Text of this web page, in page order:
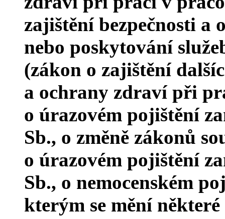
zajištění bezpečnosti
nebo poskytování
(zákon o zajištění
a ochrany zdraví při
o úrazovém pojištění
Sb., o změně zákonů
o úrazovém pojištění
Sb., o nemocenském
kterým se mění